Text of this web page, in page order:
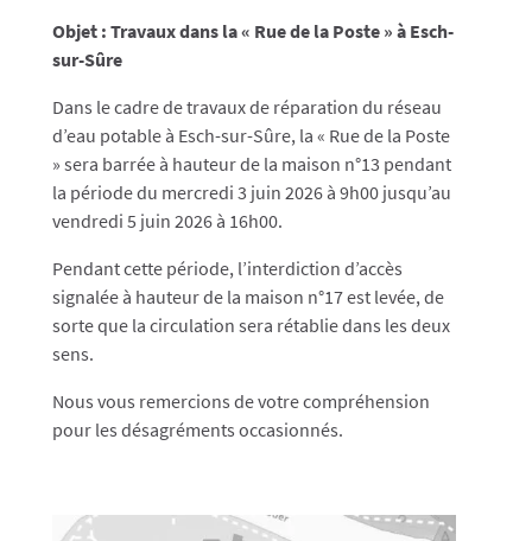
Objet : Travaux dans la « Rue de la Poste » à Esch-
sur-Sûre
Dans le cadre de travaux de réparation du réseau
d’eau potable à Esch-sur-Sûre, la « Rue de la Poste
» sera barrée à hauteur de la maison n°13 pendant
la période du mercredi 3 juin 2026 à 9h00 jusqu’au
vendredi 5 juin 2026 à 16h00.
Pendant cette période, l’interdiction d’accès
signalée à hauteur de la maison n°17 est levée, de
sorte que la circulation sera rétablie dans les deux
sens.
Nous vous remercions de votre compréhension
pour les désagréments occasionnés.